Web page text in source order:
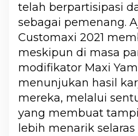
telah berpartisipasi
sebagai pemenang.
Customaxi 2021
meskipun di masa
modifikator Maxi
menunjukan hasil
mereka, melalui
yang membuat
lebih menarik